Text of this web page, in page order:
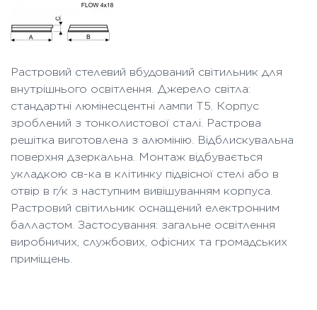
Растровий стелевий вбудований світильник для
внутрішнього освітлення. Джерело світла:
стандартні люмінесцентні лампи Т5. Корпус
зроблений з тонколистової сталі. Растрова
решітка виготовлена з алюмінію. Відблискувальна
поверхня дзеркальна. Монтаж відбувається
укладкою св-ка в клітинку підвісної стелі або в
отвір в г/к з наступним вивішуванням корпуса.
Растровий світильник оснащений електронним
балластом. Застосування: загальне освітлення
виробничих, службових, офісних та громадських
приміщень.